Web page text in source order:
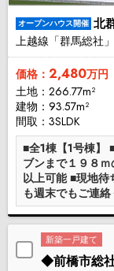
オープンハウス開催 北
上越線「群馬総社
価格： 2,480万円
土地：266.77m²
建物：93.57m²
間取：3SLDK
■全1棟【1号棟】
ブンまで１９８
以上可能 ■現地
も週末でもご連絡
新築一戸建て
◆前橋市総